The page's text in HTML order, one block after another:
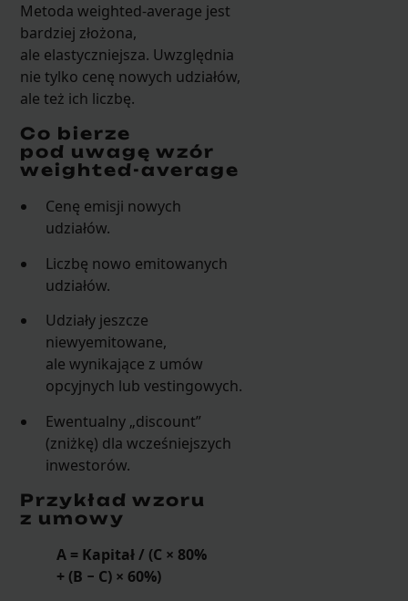
Metoda weighted-average jest
bardziej złożona,
ale elastyczniejsza. Uwzględnia
nie tylko cenę nowych udziałów,
ale też ich liczbę.
Co bierze
pod uwagę wzór
weighted-average
Cenę emisji nowych
udziałów.
Liczbę nowo emitowanych
udziałów.
Udziały jeszcze
niewyemitowane,
ale wynikające z umów
opcyjnych lub vestingowych.
Ewentualny „discount”
(zniżkę) dla wcześniejszych
inwestorów.
Przykład wzoru
z umowy
A = Kapitał / (C × 80%
+ (B − C) × 60%)